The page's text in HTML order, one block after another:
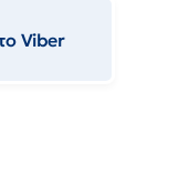
Viber